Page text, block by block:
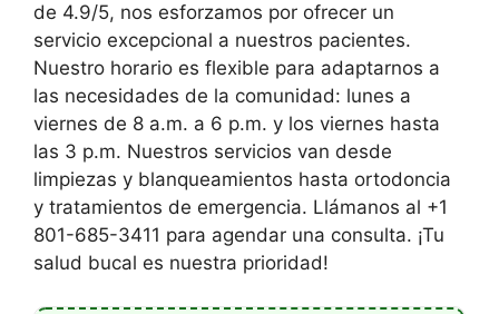
de 4.9/5, nos esforzamos por ofrecer un
servicio excepcional a nuestros pacientes.
Nuestro horario es flexible para adaptarnos a
las necesidades de la comunidad: lunes a
viernes de 8 a.m. a 6 p.m. y los viernes hasta
las 3 p.m. Nuestros servicios van desde
limpiezas y blanqueamientos hasta ortodoncia
y tratamientos de emergencia. Llámanos al +1
801-685-3411 para agendar una consulta. ¡Tu
salud bucal es nuestra prioridad!